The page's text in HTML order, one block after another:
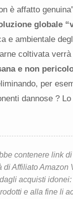
è affatto
globale
e ambientale
coltivata
e non
per
dannose ?
contenere link di
di Affiliato Amazon
acquisti
e alla fine li